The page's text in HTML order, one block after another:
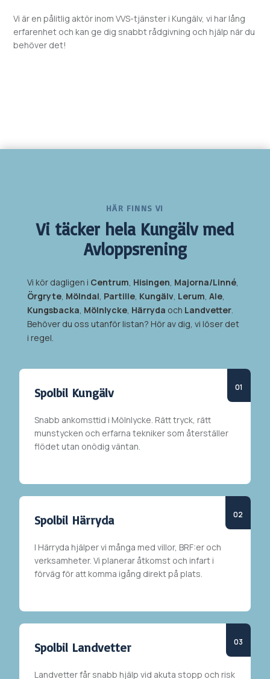
Vi är en pålitlig aktör inom VVS-tjänster i Kungälv, vi har lång
erfarenhet och kan ge dig snabbt rådgivning och hjälp när du
behöver det!
HÄR FINNS VI
Vi täcker hela Kungälv med
Avloppsrening
Vi kör dagligen i Centrum, Hisingen, Majorna/Linné,
Örgryte, Mölndal, Partille, Kungälv, Lerum, Ale,
Kungsbacka, Mölnlycke, Härryda och Landvetter.
Behöver du oss utanför listan? Hör av dig, vi löser det
i regel.
Spolbil Kungälv
Snabb ankomsttid i Mölnlycke. Rätt tryck, rätt
munstycken och erfarna tekniker som återställer
flödet utan onödig väntan.
Spolbil Härryda
I Härryda hjälper vi många med villor, BRF:er och
verksamheter. Vi planerar åtkomst och infart i
förväg för att komma igång direkt på plats.
Spolbil Landvetter
Landvetter får snabb hjälp vid akuta stopp och risk